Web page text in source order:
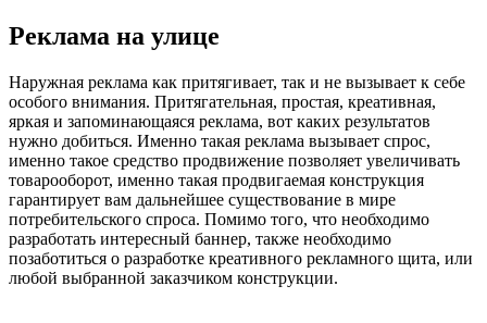
Реклама на улице
Наружная реклама как притягивает, так и не вызывает к себе
особого внимания. Притягательная, простая, креативная,
яркая и запоминающаяся реклама, вот каких результатов
нужно добиться. Именно такая реклама вызывает спрос,
именно такое средство продвижение позволяет увеличивать
товарооборот, именно такая продвигаемая конструкция
гарантирует вам дальнейшее существование в мире
потребительского спроса. Помимо того, что необходимо
разработать интересный баннер, также необходимо
позаботиться о разработке креативного рекламного щита, или
любой выбранной заказчиком конструкции.